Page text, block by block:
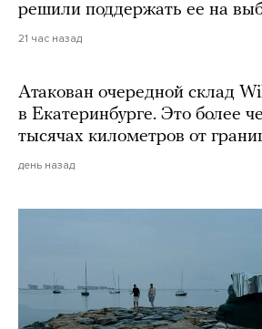
решили поддержать ее на
21 час назад
Атакован очередной склад
в Екатеринбурге. Это более
тысячах километров от
день назад